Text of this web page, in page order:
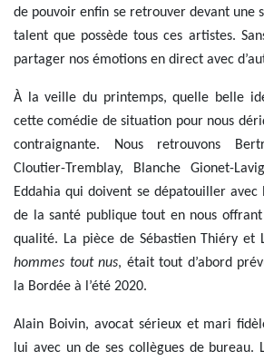
de pouvoir enfin se retrouver devant une
talent que possède tous ces artistes.
partager nos émotions en direct avec
À la veille du printemps, quelle belle
cette comédie de situation pour nous
contraignante. Nous retrouvons
Cloutier-Tremblay, Blanche Gionet-
Eddahia qui doivent se dépatouiller avec
de la santé publique tout en nous
qualité. La pièce de Sébastien Thiéry et
hommes tout nus, était tout d’abord
la Bordée à l’été 2020.
Alain Boivin, avocat sérieux et mari
lui avec un de ses collègues de bureau.